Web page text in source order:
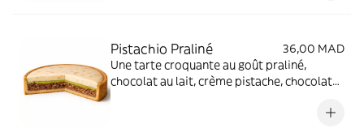
Pistachio Praliné
36,00 MAD
Une tarte croquante au goût praliné,
chocolat au lait, crème pistache, chocolat